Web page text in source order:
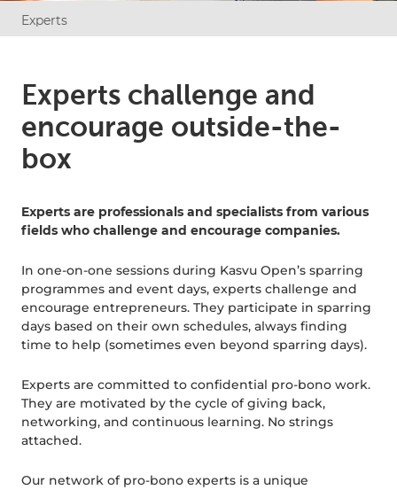
Experts
Experts challenge and
encourage outside-the-
box
Experts are professionals and specialists from various
fields who challenge and encourage companies.
In one-on-one sessions during Kasvu Open’s sparring
programmes and event days, experts challenge and
encourage entrepreneurs. They participate in sparring
days based on their own schedules, always finding
time to help (sometimes even beyond sparring days).
Experts are committed to confidential pro-bono work.
They are motivated by the cycle of giving back,
networking, and continuous learning. No strings
attached.
Our network of pro-bono experts is a unique